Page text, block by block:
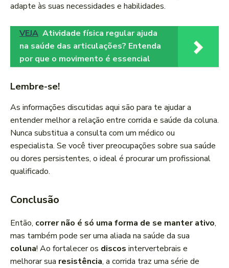
adapte às suas necessidades e habilidades.
VEJA Atividade física regular ajuda
na saúde das articulações? Entenda
por que o movimento é essencial
Lembre-se!
As informações discutidas aqui são para te ajudar a
entender melhor a relação entre corrida e saúde da coluna.
Nunca substitua a consulta com um médico ou
especialista. Se você tiver preocupações sobre sua saúde
ou dores persistentes, o ideal é procurar um profissional
qualificado.
Conclusão
Então, correr não é só uma forma de se manter ativo,
mas também pode ser uma aliada na saúde da sua
coluna! Ao fortalecer os discos intervertebrais e
melhorar sua resistência, a corrida traz uma série de